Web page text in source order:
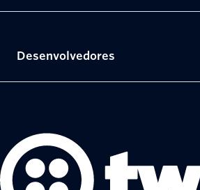
Desenvolvedores